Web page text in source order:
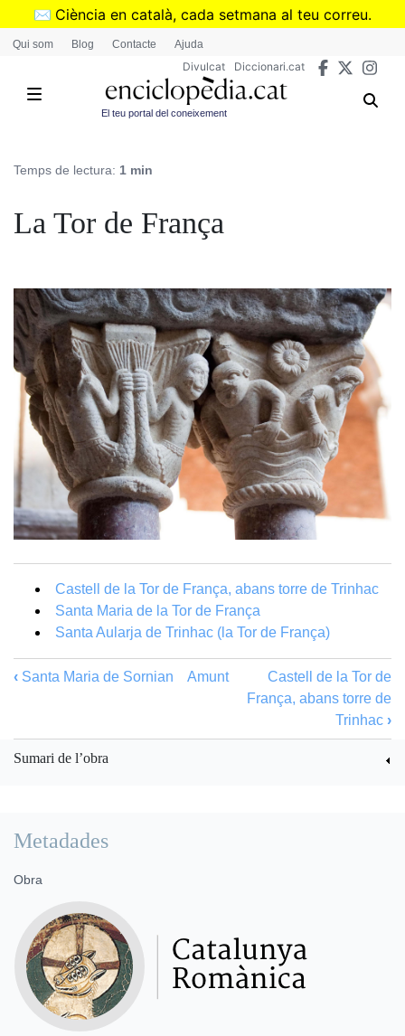
Vés
✉️ Ciència en català, cada setmana al teu correu.
➜Subscriu-te al butlletí de Divulcat
Qui som Blog Contacte Ajuda
Divulcat Diccionari.cat
El teu portal del coneixement
Temps de lectura: 1 min
La Tor de França
Castell de la Tor de França, abans torre de Trinhac
Santa Maria de la Tor de França
Santa Aularja de Trinhac (la Tor de França)
‹ Santa Maria de Sornian Amunt
Castell de la Tor de
França, abans torre de
Trinhac ›
Sumari de l’obra
Metadades
Obra